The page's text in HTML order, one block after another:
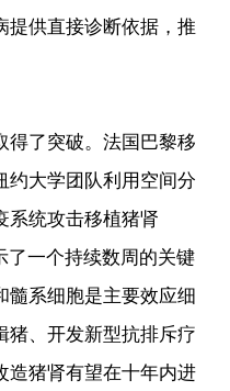
提供直接诊断依据，推
得了突破。法国巴黎移
约大学团队利用空间分
系统攻击移植猪肾
了一个持续数周的关键
髓系细胞是主要效应细
猪、开发新型抗排斥疗
造猪肾有望在十年内进